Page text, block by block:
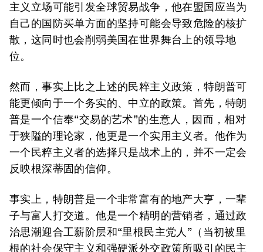
主义立场可能引发全球贸易战争，他在盟国应当为
自己的国防买单方面的坚持可能会导致危险的核扩
散，这同时也会削弱美国在世界舞台上的领导地
位。
然而，事实上比之上述的民粹主义政策，特朗普可
能更倾向于一个务实的、中立的政策。首先，特朗
普是一个信奉“交易的艺术”的生意人，因而，相对
于狭隘的理论家，他更是一个实用主义者。他作为
一个民粹主义者的选择只是战术上的，并不一定会
反映根深蒂固的信仰。
事实上，特朗普是一个非常富有的地产大亨，一辈
子与富人打交道。他是一个精明的营销者，通过政
治思潮迎合工薪阶层和“里根民主党人”（当初被里
根的社会保守主义和强硬派外交政策所吸引的民主